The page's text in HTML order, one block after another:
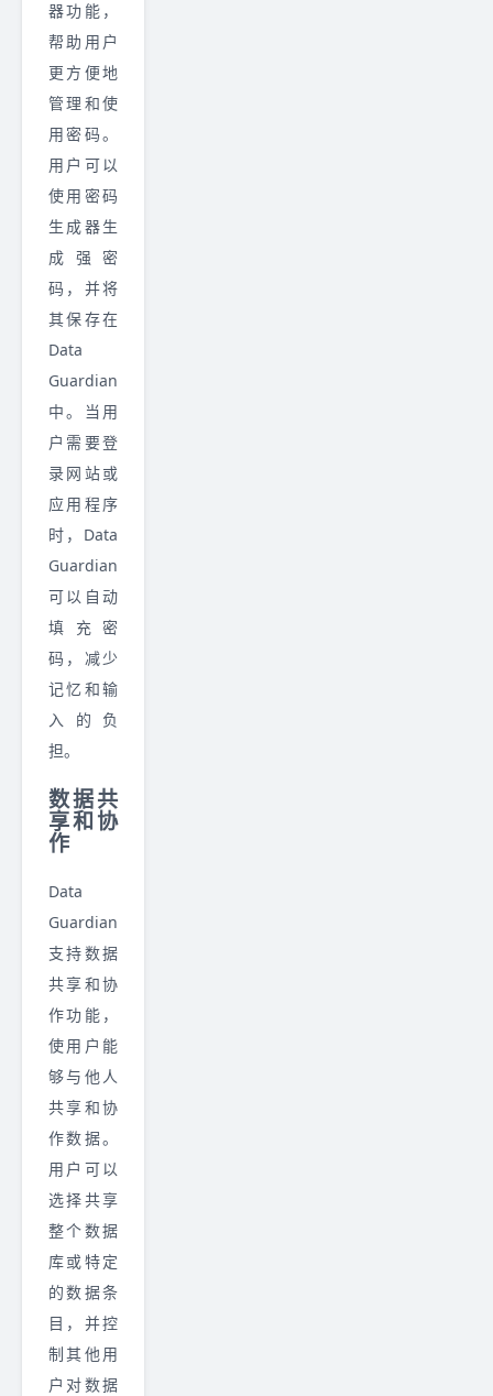
器功能，
帮助用户
更方便地
管理和使
用密码。
用户可以
使用密码
生成器生
成强密
码，并将
其保存在
Data
Guardian
中。当用
户需要登
录网站或
应用程序
时，Data
Guardian
可以自动
填充密
码，减少
记忆和输
入的负
担。
数据共
享和协
作
Data
Guardian
支持数据
共享和协
作功能，
使用户能
够与他人
共享和协
作数据。
用户可以
选择共享
整个数据
库或特定
的数据条
目，并控
制其他用
户对数据